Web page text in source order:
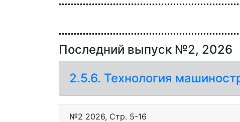
Последний выпуск №2, 2026
2.5.6. Технология
№2 2026, Стр. 5-16